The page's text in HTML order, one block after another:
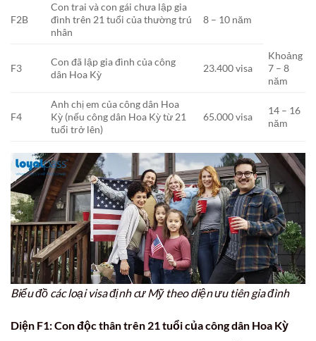
F2B
Con trai và con gái chưa lập gia
đình trên 21 tuổi của thường trú
nhân
8 – 10 năm
F3
Con đã lập gia đình của công
dân Hoa Kỳ
23.400 visa
Khoảng
7 – 8
năm
F4
Anh chị em của công dân Hoa
Kỳ (nếu công dân Hoa Kỳ từ 21
tuổi trở lên)
65.000 visa
14 – 16
năm
Biểu đồ các loại visa định cư Mỹ theo diện ưu tiên gia đình
Diện F1: Con độc thân trên 21 tuổi của công dân Hoa Kỳ